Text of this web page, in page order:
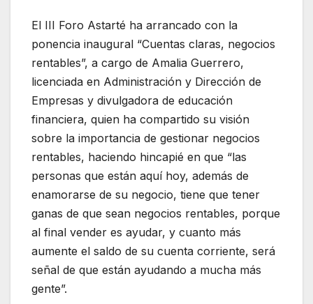
El III Foro Astarté ha arrancado con la
ponencia inaugural “Cuentas claras, negocios
rentables”, a cargo de Amalia Guerrero,
licenciada en Administración y Dirección de
Empresas y divulgadora de educación
financiera, quien ha compartido su visión
sobre la importancia de gestionar negocios
rentables, haciendo hincapié en que “las
personas que están aquí hoy, además de
enamorarse de su negocio, tiene que tener
ganas de que sean negocios rentables, porque
al final vender es ayudar, y cuanto más
aumente el saldo de su cuenta corriente, será
señal de que están ayudando a mucha más
gente”.